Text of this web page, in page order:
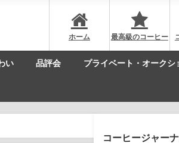
ホーム 最高級のコーヒー
い 品評会 プライベート・オークシ
コーヒージャー